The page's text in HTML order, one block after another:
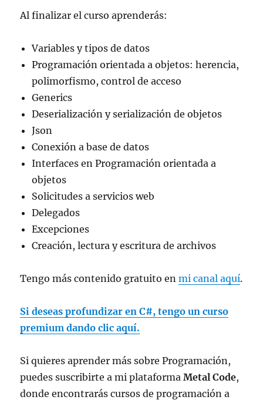
Al finalizar el curso aprenderás:
Variables y tipos de datos
Programación orientada a objetos: herencia,
polimorfismo, control de acceso
Generics
Deserialización y serialización de objetos
Json
Conexión a base de datos
Interfaces en Programación orientada a
objetos
Solicitudes a servicios web
Delegados
Excepciones
Creación, lectura y escritura de archivos
Tengo más contenido gratuito enmi canal aquí.
Si deseas profundizar en C#, tengo un curso
premium dando clic aquí.
Si quieres aprender más sobre Programación,
puedes suscribirte a mi plataformaMetal Code,
donde encontrarás cursos de programación a